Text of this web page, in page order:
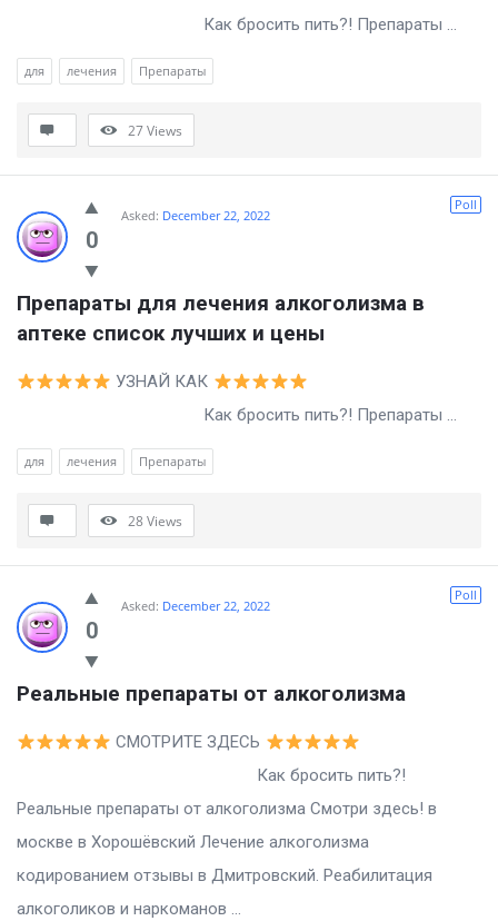
Как бросить пить?! Препараты ...
для лечения Препараты
27Views
0
Poll
Asked: December 22, 2022
Препараты для лечения алкоголизма в
аптеке список лучших и цены
УЗНАЙ КАК
Как бросить пить?! Препараты ...
для лечения Препараты
28Views
0
Poll
Asked: December 22, 2022
Реальные препараты от алкоголизма
СМОТРИТЕ ЗДЕСЬ
Как бросить пить?!
Реальные препараты от алкоголизма Смотри здесь! в
москве в Хорошёвский Лечение алкоголизма
кодированием отзывы в Дмитровский. Реабилитация
алкоголиков и наркоманов ...